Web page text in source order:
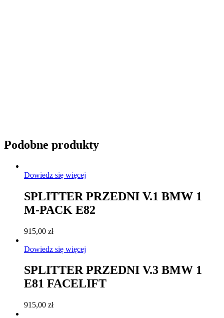
Podobne produkty
Dowiedz się więcej
SPLITTER PRZEDNI V.1 BMW 1
M-PACK E82
915,00 zł
Dowiedz się więcej
SPLITTER PRZEDNI V.3 BMW 1
E81 FACELIFT
915,00 zł